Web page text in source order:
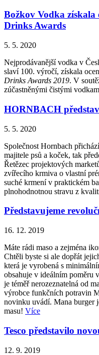
Božkov Vodka získala
Drinks Awards
5. 5. 2020
Nejprodávanější vodka v
slaví 100. výročí, získala
Drinks Awards 2019. V
zúčastněnými čistými
HORNBACH
5. 5. 2020
Společnost Hornbach
majitele psů a koček, tak
Řetězec projektových
zvířecího krmiva o vlastní
suché krmení v praktickém
plnohodnotnou stravu z
Představujeme
16. 12. 2019
Máte rádi maso a zejména
Chtěli byste si ale dopřát
která je vyrobená s
obsahuje v ideálním poměru
je téměř nerozeznatelná od
výrobce funkčních potravin
novinku uvádí. Mana burger
masu! Více
Tesco představilo
12. 9. 2019